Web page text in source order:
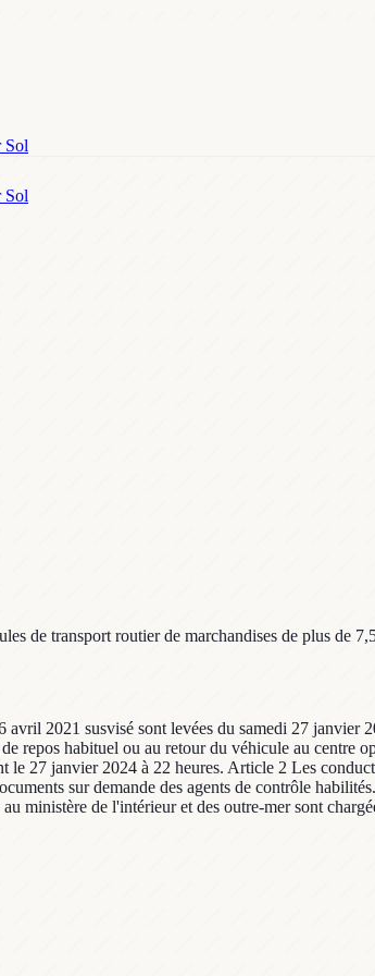
Sol
Sol
de transport routier de marchandises de plus de
2021 susvisé sont levées du samedi 27 janvier
repos habituel ou au retour du véhicule au centre
27 janvier 2024 à 22 heures. Article 2 Les
sur demande des agents de contrôle
ministère de l'intérieur et des outre-mer sont